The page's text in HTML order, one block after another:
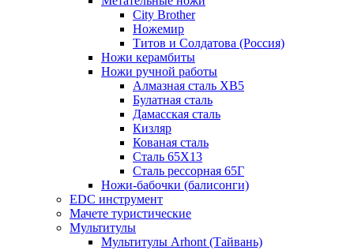
City Brother
Ножемир
Титов и Солдатова (Россия)
Ножи керамбиты
Ножи ручной работы
Алмазная сталь ХВ5
Булатная сталь
Дамасская сталь
Кизляр
Кованая сталь
Сталь 65Х13
Сталь рессорная 65Г
Ножи-бабочки (балисонги)
EDC инструмент
Мачете туристические
Мультитулы
Мультитулы Arhont (Тайвань)